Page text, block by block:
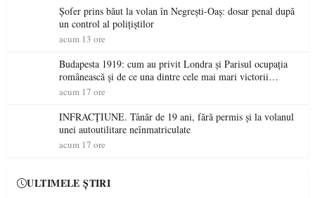
Șofer prins băut la volan în Negrești-Oaș: dosar penal după
un control al polițiștilor
acum 13 ore
Budapesta 1919: cum au privit Londra și Parisul ocupația
românească și de ce una dintre cele mai mari victorii
militare ale României a devenit o controversă diplomatică
acum 17 ore
INFRACȚIUNE. Tânăr de 19 ani, fără permis și la volanul
unei autoutilitare neînmatriculate
acum 17 ore
ULTIMELE ȘTIRI